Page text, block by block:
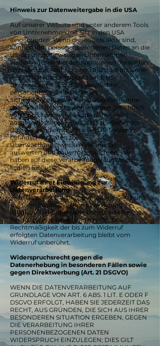
Hinweis zur Datenweitergabe in die USA
Auf unserer Website sind unter anderem Tools
von Unternehmen mit Sitz in den USA
eingebunden. Wenn diese Tools aktiv sind,
können Ihre personenbezogenen Daten an die
US-Server der jeweiligen Unternehmen
weitergegeben werden. Wir weisen darauf hin,
dass die USA kein sicherer Drittstaat im Sinne
des EUDatenschutzrechts sind. US-
Unternehmen sind dazu verpflichtet,
personenbezogene Daten an
Sicherheitsbehörden herauszugeben, ohne
dass Sie als Betroffener hiergegen gerichtlich
vorgehen könnten. Es kann daher nicht
ausgeschlossen werden, dass US-Behörden
(z.B. Geheimdienste) Ihre auf US-Servern
befindlichen Daten zu
Überwachungszwecken verarbeiten,
auswerten und dauerhaft speichern. Wir
haben auf diese Verarbeitungstätigkeiten
keinen Einfluss.
Widerruf Ihrer Einwilligung zur
Datenverarbeitung
Viele Datenverarbeitungsvorgänge sind nur
mit Ihrer ausdrücklichen Einwilligung
möglich. Sie können eine bereits erteilte
Einwilligung jederzeit widerrufen. Die
Rechtmäßigkeit der bis zum Widerruf
erfolgten Datenverarbeitung bleibt vom
Widerruf unberührt.
Widerspruchsrecht gegen die
Datenerhebung in besonderen Fällen sowie
gegen Direktwerbung (Art. 21 DSGVO)
WENN DIE DATENVERARBEITUNG AUF
GRUNDLAGE VON ART. 6 ABS. 1 LIT. E ODER F
DSGVO ERFOLGT, HABEN SIE JEDERZEIT DAS
RECHT, AUS GRÜNDEN, DIE SICH AUS IHRER
BESONDEREN SITUATION ERGEBEN, GEGEN
DIE VERARBEITUNG IHRER
PERSONENBEZOGENEN DATEN
WIDERSPRUCH EINZULEGEN; DIES GILT